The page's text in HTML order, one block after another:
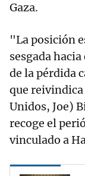
Gaza.
"La posición
sesgada
de la pérdida
que
Unidos, Joe)
recoge el
vinculado a